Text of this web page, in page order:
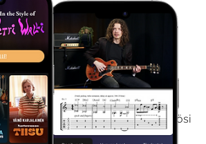
Ilmaiseksi
saat koko sisältömme käyttöösi
viikon ajaksi.